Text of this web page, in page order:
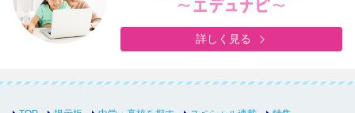
詳しく見る